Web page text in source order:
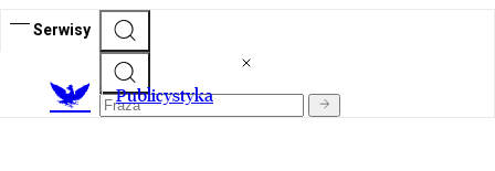
Serwisy
Publicystyka